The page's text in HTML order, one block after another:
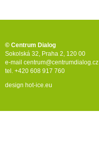
© Centrum Dialog
Sokolská 32, Praha 2, 120 00
e-mail centrum@centrumdialog.cz
tel. +420 608 917 760
design hot-ice.eu